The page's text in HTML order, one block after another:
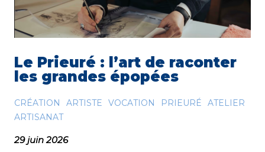
Le Prieuré : l’art de raconter
les grandes épopées
CRÉATION ARTISTE VOCATION PRIEURÉ
ATELIER
ARTISANAT
29 juin 2026